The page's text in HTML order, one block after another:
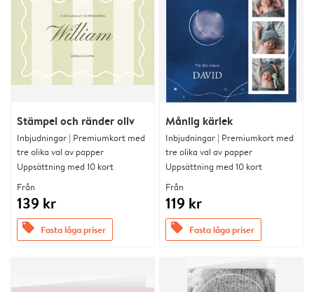
Stämpel och ränder oliv
Inbjudningar | Premiumkort med
tre olika val av papper
Uppsättning med 10 kort
Från
139 kr
offers Fasta låga priser
Månlig kärlek
Inbjudningar | Premiumkort med
tre olika val av papper
Uppsättning med 10 kort
Från
119 kr
offers Fasta låga priser